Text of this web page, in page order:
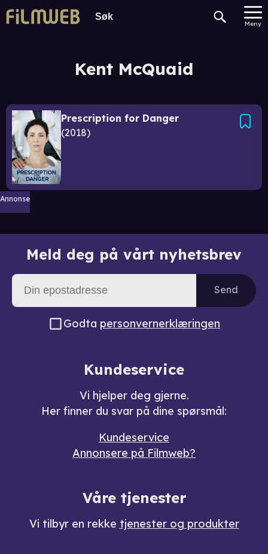
Meny
Kent McQuaid
Prescription for Danger
2018
Annonse
Meld deg på vårt nyhetsbrev
Send
Godta personvernerklæringen
Kundeservice
Vi hjelper deg gjerne.
Her finner du svar på dine spørsmål:
Kundeservice
Annonsere på Filmweb?
Våre tjenester
Vi tilbyr en rekke tjenester og produkter